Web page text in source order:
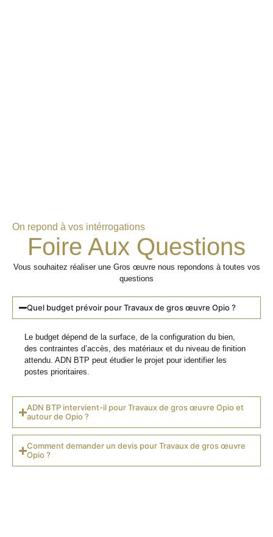
On repond à vos intérrogations
Foire Aux Questions
Vous souhaitez réaliser une Gros œuvre nous repondons à toutes vos
questions
Quel budget prévoir pour Travaux de gros œuvre Opio ?
Le budget dépend de la surface, de la configuration du bien,
des contraintes d’accès, des matériaux et du niveau de finition
attendu. ADN BTP peut étudier le projet pour identifier les
postes prioritaires.
ADN BTP intervient-il pour Travaux de gros œuvre Opio et
autour de Opio ?
Comment demander un devis pour Travaux de gros œuvre
Opio ?